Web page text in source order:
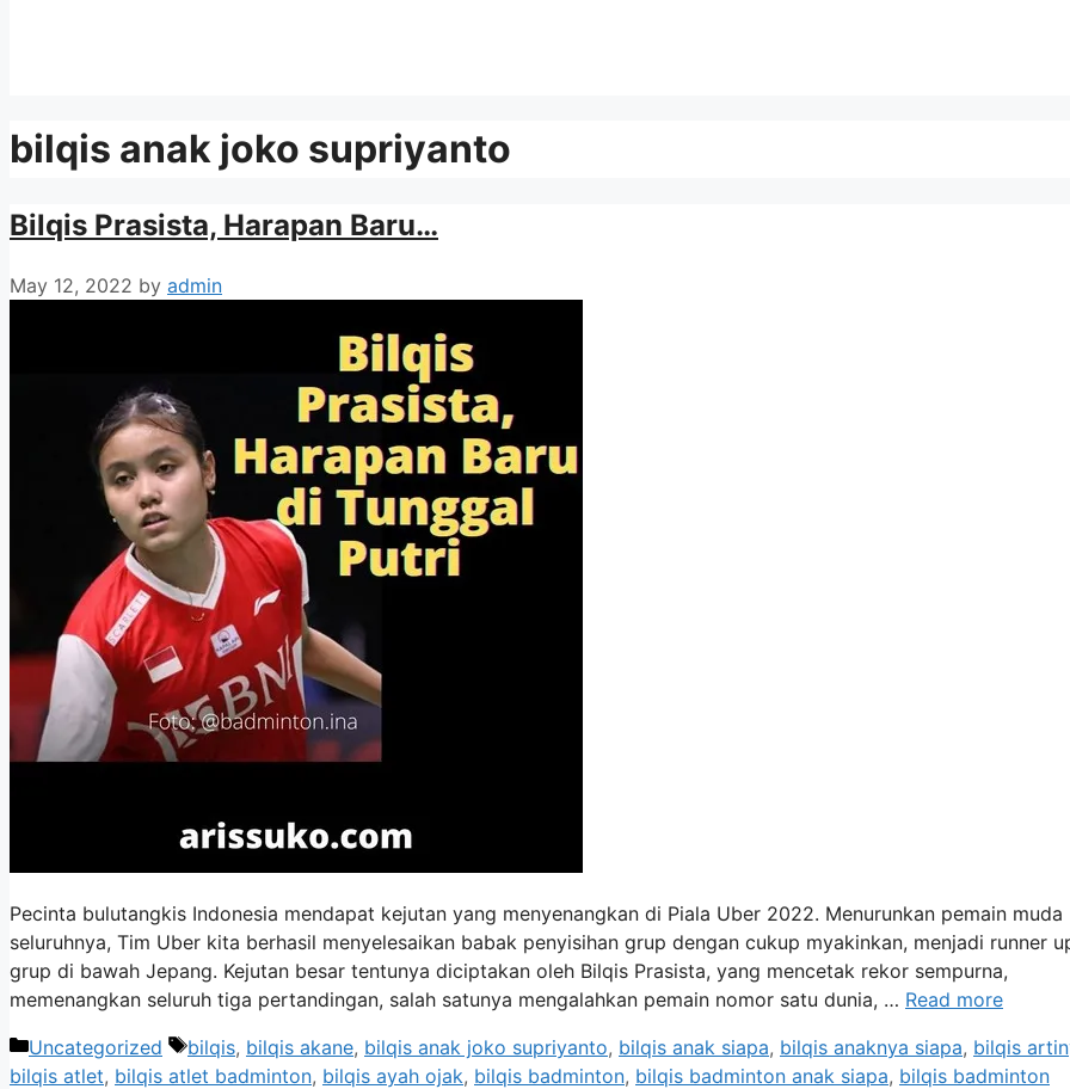
bilqis anak joko supriyanto
Bilqis Prasista, Harapan Baru…
May 12, 2022 by admin
Pecinta bulutangkis Indonesia mendapat kejutan yang menyenangkan di Piala Uber 2022. Menurunkan pemain muda
seluruhnya, Tim Uber kita berhasil menyelesaikan babak penyisihan grup dengan cukup myakinkan, menjadi runner
grup di bawah Jepang. Kejutan besar tentunya diciptakan oleh Bilqis Prasista, yang mencetak rekor sempurna,
memenangkan seluruh tiga pertandingan, salah satunya mengalahkan pemain nomor satu dunia, … Read more
Categories
Uncategorized Tags
bilqis, bilqis akane, bilqis anak joko supriyanto, bilqis anak siapa, bilqis anaknya siapa, bilqis
bilqis atlet, bilqis atlet badminton, bilqis ayah ojak, bilqis badminton, bilqis badminton anak siapa, bilqis badminton